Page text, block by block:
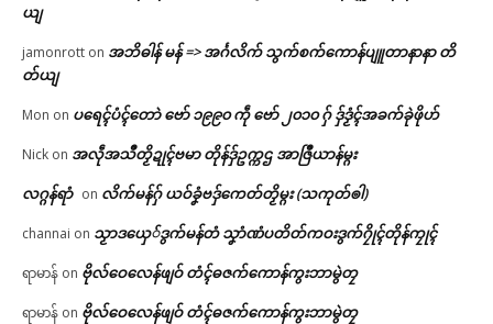
ယျ
jamonrott on အဘိဓါန် မန် => အၚ်္ဂလိက် သွက်စက်ကောန်ပျူတာနာနာ တိ
တ်ယျ
Mon on ပရေၚ်ပံၚ်တောဲ ဗော် ၁၉၉၀ ကဵု ဗော် ၂၀၁၀ ဂှ် ဒှ်ဒၟံၚ်အခက်ခုဲဖိုဟ်
Nick on အလဵုအသဳတၟိဍုၚ်ဗမာ တိုန်ဒှ်ဥက္ကဌ အာဇြဳယာန်မ္ဂး
လဂ္ဂန်ရာံ on လိက်မန်ဂှ် ယဝ်ခၞံဗဒှ်ကေတ်တၟိမ္ဂး (သကုတ်ၜါ)
channai on သၟာဒယှေ်ဒွက်မန်တံ သၞာံဏံပတိတ်ကဝးဒွက်ဂၠိုၚ်တိုန်ကၠုၚ်
ရာမာန် on ဗိုလ်ဝေလေန်ဖျဝ် တံၚ်ဓဇက်ကောန်ကွးဘာမွဲတၠ
ရာမာန် on ဗိုလ်ဝေလေန်ဖျဝ် တံၚ်ဓဇက်ကောန်ကွးဘာမွဲတၠ